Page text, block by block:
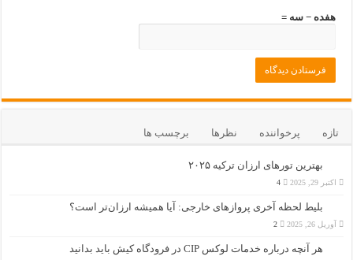
هفده − سه =
تازه پرخواننده نظرها برچسب ها
بهترین تورهای ارزان ترکیه ۲۰۲۵
اکتبر 29, 2025 4
بلیط لحظه آخری پروازهای خارجی: آیا همیشه ارزان‌تر است؟
آوریل 26, 2025 2
هر آنچه درباره خدمات لوکس CIP در فرودگاه‌ کیش باید بدانید